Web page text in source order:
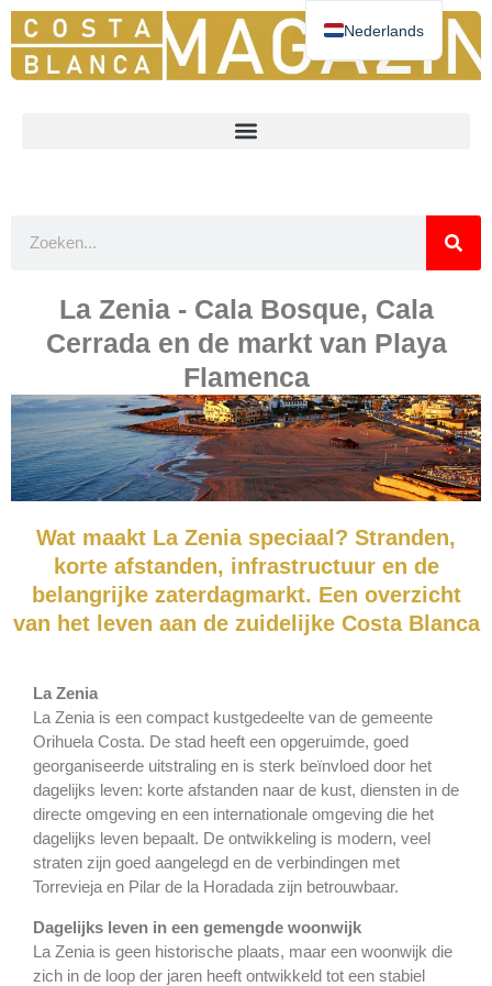
La Zenia - Cala Bosque, Cala
Cerrada en de markt van Playa
Flamenca
Wat maakt La Zenia speciaal? Stranden,
korte afstanden, infrastructuur en de
belangrijke zaterdagmarkt. Een overzicht
van het leven aan de zuidelijke Costa Blanca
La Zenia
La Zenia is een compact kustgedeelte van de gemeente
Orihuela Costa. De stad heeft een opgeruimde, goed
georganiseerde uitstraling en is sterk beïnvloed door het
dagelijks leven: korte afstanden naar de kust, diensten in de
directe omgeving en een internationale omgeving die het
dagelijks leven bepaalt. De ontwikkeling is modern, veel
straten zijn goed aangelegd en de verbindingen met
Torrevieja en Pilar de la Horadada zijn betrouwbaar.
Dagelijks leven in een gemengde woonwijk
La Zenia is geen historische plaats, maar een woonwijk die
zich in de loop der jaren heeft ontwikkeld tot een stabiel
Nederlands
Deutsch